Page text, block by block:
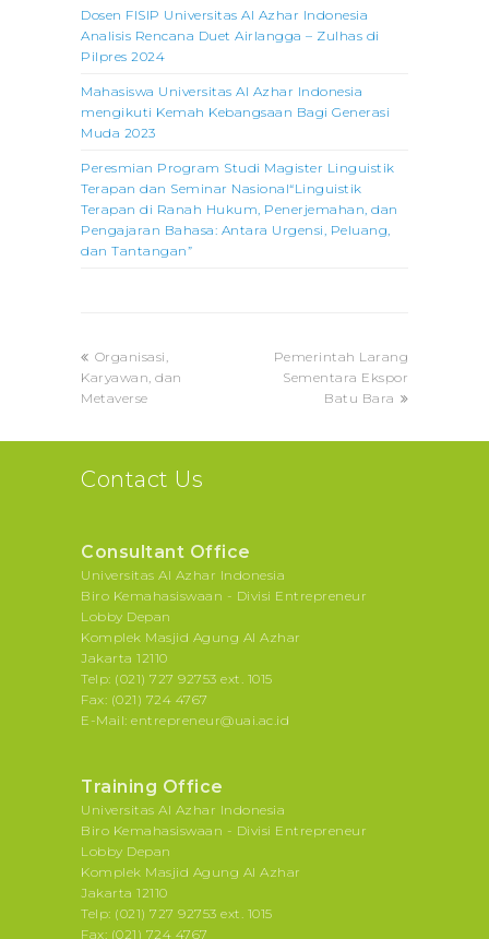
Dosen FISIP Universitas Al Azhar Indonesia
Analisis Rencana Duet Airlangga – Zulhas di
Pilpres 2024
Mahasiswa Universitas Al Azhar Indonesia
mengikuti Kemah Kebangsaan Bagi Generasi
Muda 2023
Peresmian Program Studi Magister Linguistik
Terapan dan Seminar Nasional“Linguistik
Terapan di Ranah Hukum, Penerjemahan, dan
Pengajaran Bahasa: Antara Urgensi, Peluang,
dan Tantangan”
previous
post:
Organisasi,
Karyawan, dan
Metaverse
next
post:
Pemerintah Larang
Sementara Ekspor
Batu Bara
Contact Us
Consultant Office
Universitas Al Azhar Indonesia
Biro Kemahasiswaan - Divisi Entrepreneur
Lobby Depan
Komplek Masjid Agung Al Azhar
Jakarta 12110
Telp: (021) 727 92753 ext. 1015
Fax: (021) 724 4767
E-Mail: entrepreneur@uai.ac.id
Training Office
Universitas Al Azhar Indonesia
Biro Kemahasiswaan - Divisi Entrepreneur
Lobby Depan
Komplek Masjid Agung Al Azhar
Jakarta 12110
Telp: (021) 727 92753 ext. 1015
Fax: (021) 724 4767